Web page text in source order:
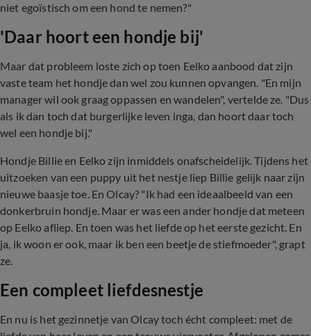
niet egoïstisch om een hond te nemen?"
'Daar hoort een hondje bij'
Maar dat probleem loste zich op toen Eelko aanbood dat zijn
vaste team het hondje dan wel zou kunnen opvangen. "En mijn
manager wil ook graag oppassen en wandelen", vertelde ze. "Dus
als ik dan toch dat burgerlijke leven inga, dan hoort daar toch
wel een hondje bij."
Hondje Billie en Eelko zijn inmiddels onafscheidelijk. Tijdens het
uitzoeken van een puppy uit het nestje liep Billie gelijk naar zijn
nieuwe baasje toe. En Olcay? "Ik had een ideaalbeeld van een
donkerbruin hondje. Maar er was een ander hondje dat meteen
op Eelko afliep. En toen was het liefde op het eerste gezicht. En
ja, ik woon er ook, maar ik ben een beetje de stiefmoeder", grapt
ze.
Een compleet liefdesnestje
En nu is het gezinnetje van Olcay toch écht compleet: met de